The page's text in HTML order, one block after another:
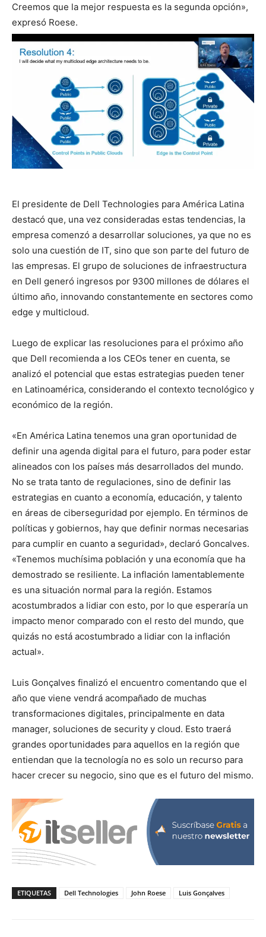
Creemos que la mejor respuesta es la segunda opción»,
expresó Roese.
El presidente de Dell Technologies para América Latina
destacó que, una vez consideradas estas tendencias, la
empresa comenzó a desarrollar soluciones, ya que no es
solo una cuestión de IT, sino que son parte del futuro de
las empresas. El grupo de soluciones de infraestructura
en Dell generó ingresos por 9300 millones de dólares el
último año, innovando constantemente en sectores como
edge y multicloud.
Luego de explicar las resoluciones para el próximo año
que Dell recomienda a los CEOs tener en cuenta, se
analizó el potencial que estas estrategias pueden tener
en Latinoamérica, considerando el contexto tecnológico y
económico de la región.
«En América Latina tenemos una gran oportunidad de
definir una agenda digital para el futuro, para poder estar
alineados con los países más desarrollados del mundo.
No se trata tanto de regulaciones, sino de definir las
estrategias en cuanto a economía, educación, y talento
en áreas de ciberseguridad por ejemplo. En términos de
políticas y gobiernos, hay que definir normas necesarias
para cumplir en cuanto a seguridad», declaró Goncalves.
«Tenemos muchísima población y una economía que ha
demostrado se resiliente. La inflación lamentablemente
es una situación normal para la región. Estamos
acostumbrados a lidiar con esto, por lo que esperaría un
impacto menor comparado con el resto del mundo, que
quizás no está acostumbrado a lidiar con la inflación
actual».
Luis Gonçalves finalizó el encuentro comentando que el
año que viene vendrá acompañado de muchas
transformaciones digitales, principalmente en data
manager, soluciones de security y cloud. Esto traerá
grandes oportunidades para aquellos en la región que
entiendan que la tecnología no es solo un recurso para
hacer crecer su negocio, sino que es el futuro del mismo.
ETIQUETAS Dell Technologies John Roese Luis Gonçalves